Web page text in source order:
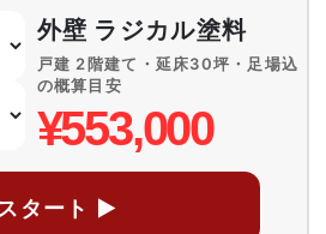
外壁 ラジカル塗料
戸建 2階建て・延床30坪・足場込
の概算目安
¥553,000
スタート ▶